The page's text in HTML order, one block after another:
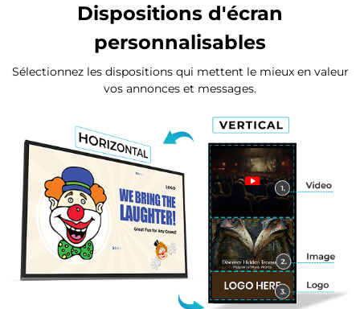
Dispositions d'écran
personnalisables
Sélectionnez les dispositions qui mettent le mieux en valeur
vos annonces et messages.